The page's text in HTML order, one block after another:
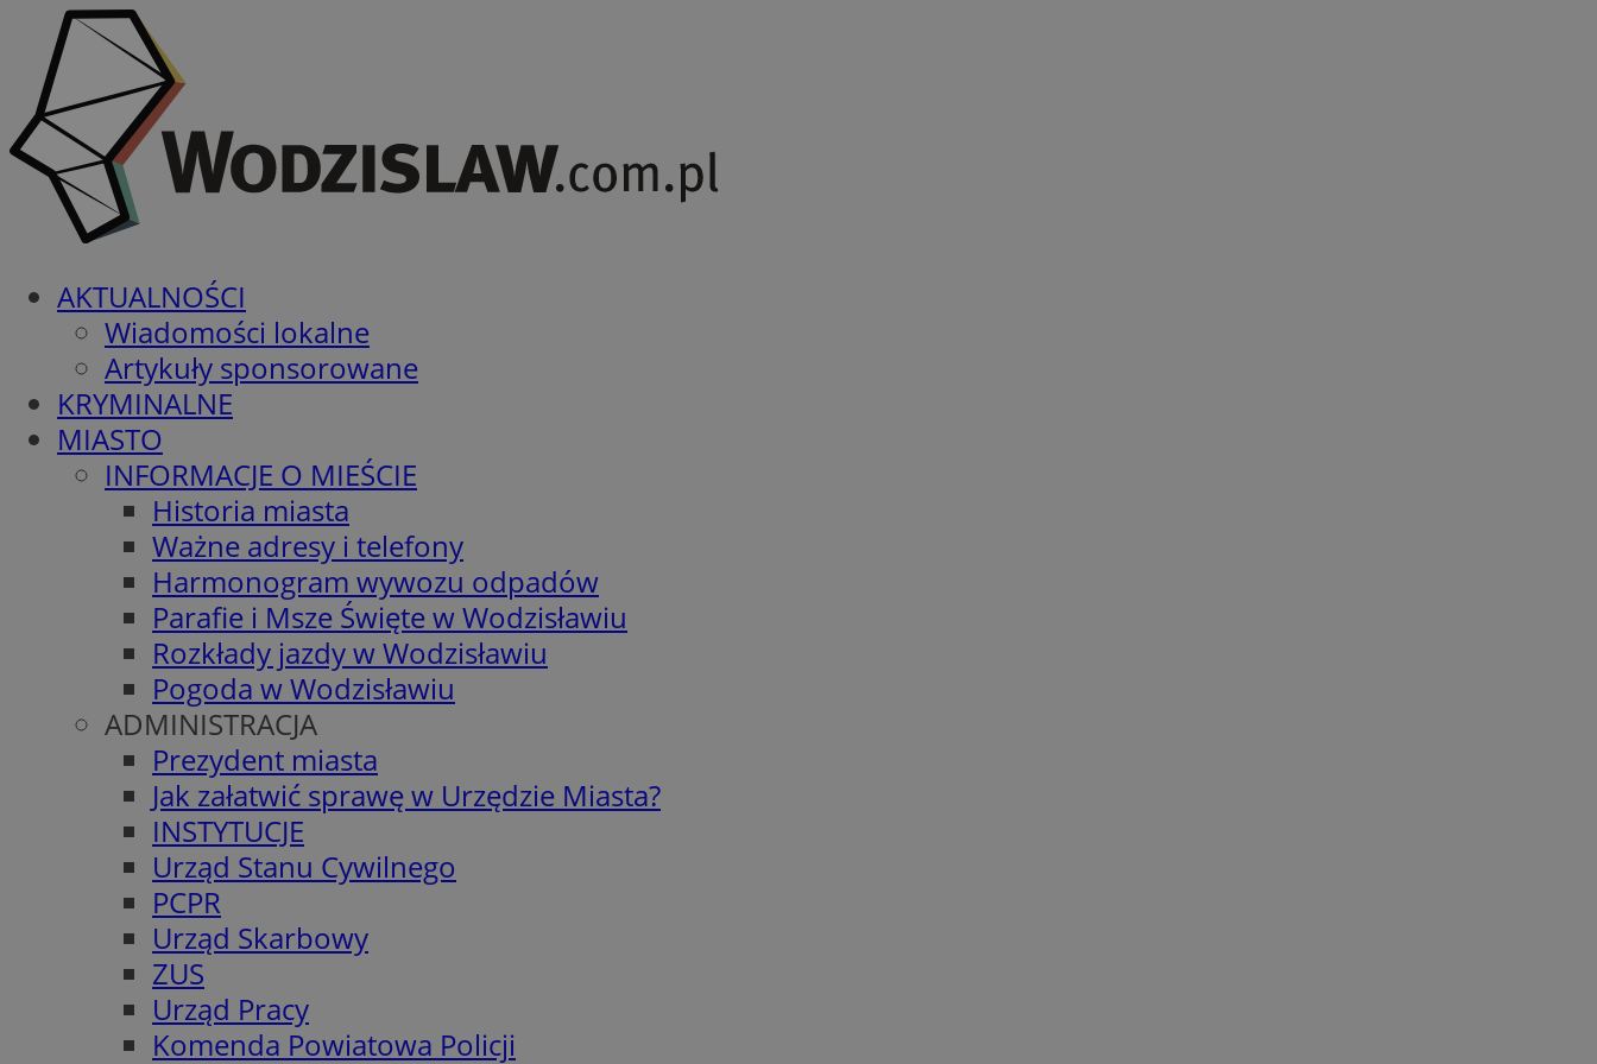
AKTUALNOŚCI
Wiadomości lokalne
Artykuły sponsorowane
KRYMINALNE
MIASTO
INFORMACJE O MIEŚCIE
Historia miasta
Ważne adresy i telefony
Harmonogram wywozu odpadów
Parafie i Msze Święte w Wodzisławiu
Rozkłady jazdy w Wodzisławiu
Pogoda w Wodzisławiu
ADMINISTRACJA
Prezydent miasta
Jak załatwić sprawę w Urzędzie Miasta?
INSTYTUCJE
Urząd Stanu Cywilnego
PCPR
Urząd Skarbowy
ZUS
Urząd Pracy
Komenda Powiatowa Policji